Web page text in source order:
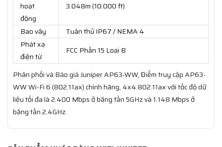
hoạt
động
3.048m (10.000 ft)
Bao vây
Tuân thủ IP67 / NEMA 4
Phát xạ
điện từ
FCC Phần 15 Loại B
Phân phối và Báo giá Juniper AP63-WW, Điểm truy cập AP63-
WW Wi-Fi 6 (802.11ax) chính hãng, 4x4 802.11ax với tốc độ dữ
liệu tối đa là 2.400 Mbps ở băng tần 5GHz và 1.148 Mbps ở
băng tần 2.4GHz.